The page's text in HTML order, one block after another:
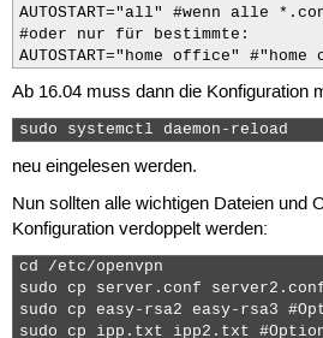
AUTOSTART="all" #wenn alle
#oder nur für bestimmte:
AUTOSTART="home office"
Ab 16.04 muss dann die Konfiguration
sudo systemctl daemon-reload
neu eingelesen werden.
Nun sollten alle wichtigen Dateien und
Konfiguration verdoppelt werden:
cd /etc/openvpn
sudo cp server.conf
sudo cp easy-rsa2 easy-rsa3
sudo cp ipp.txt ipp2.txt